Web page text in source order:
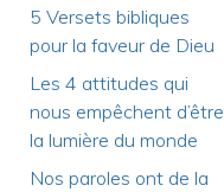
5 Versets bibliques
pour la faveur de Dieu
Les 4 attitudes qui
nous empêchent d’être
la lumière du monde
Nos paroles ont de la